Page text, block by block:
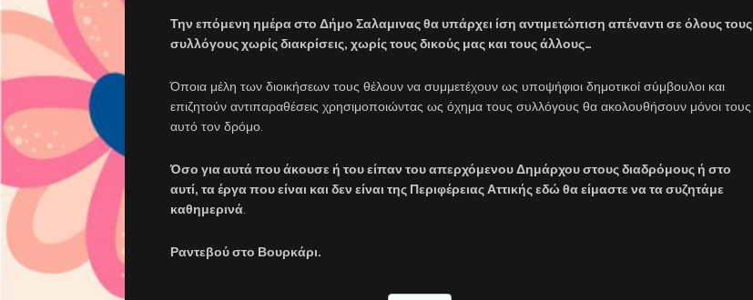
Την επόμενη ημέρα στο Δήμο Σαλαμινας θα υπάρχει ίση αντιμετώπιση απέναντι σε όλους τους
συλλόγους χωρίς διακρίσεις, χωρίς τους δικούς μας και τους άλλους…
Όποια μέλη των διοικήσεων τους θέλουν να συμμετέχουν ως υποψήφιοι δημοτικοί σύμβουλοι και
επιζητούν αντιπαραθέσεις χρησιμοποιώντας ως όχημα τους συλλόγους θα ακολουθήσουν μόνοι τους
αυτό τον δρόμο.
Όσο για αυτά που άκουσε ή του είπαν του απερχόμενου Δημάρχου στους διαδρόμους ή στο
αυτί, τα έργα που είναι και δεν είναι της Περιφέρειας Αττικής εδώ θα είμαστε να τα συζητάμε
καθημερινά
Ραντεβού στο Βουρκάρι.